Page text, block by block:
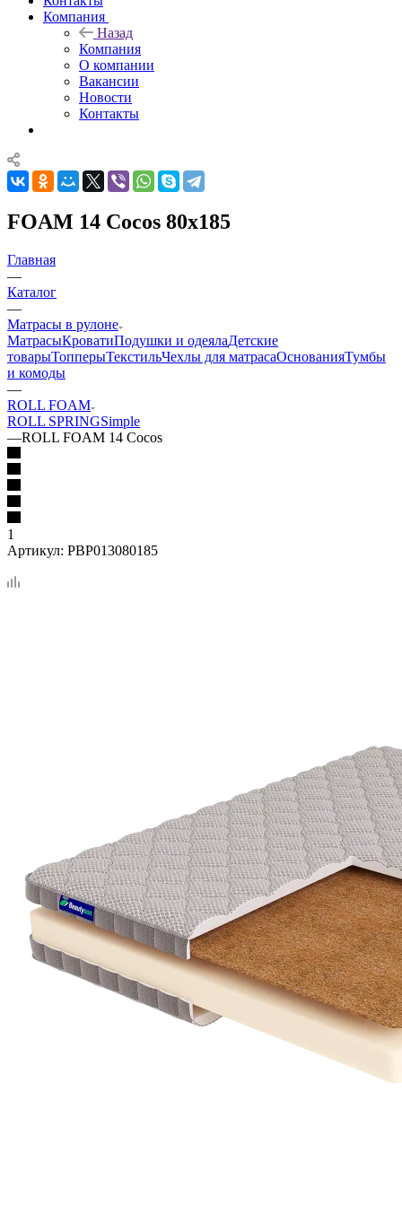
Компания
Назад
Компания
О компании
Вакансии
Новости
Контакты
FOAM 14 Cocos 80x185
Главная
—
Каталог
—
Матрасы в рулоне
МатрасыКроватиПодушки и одеялаДетские
товарыТопперыТекстильЧехлы для матрасаОснованияТумбы
и комоды
—
ROLL FOAM
ROLL SPRINGSimple
—ROLL FOAM 14 Cocos
1
Артикул: PBP013080185